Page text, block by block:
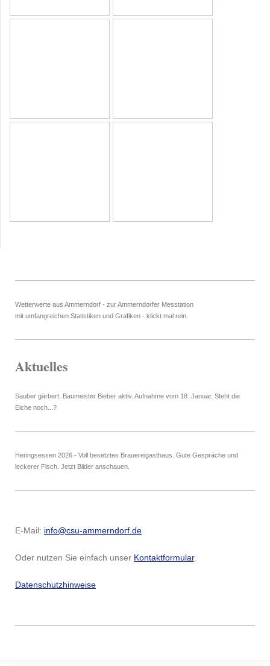
Wetterwerte aus Ammerndorf - zur Ammerndorfer Messtation
mit umfangreichen Statistiken und Grafiken - klickt mal rein.
Aktuelles
Sauber gärbert. Baumeister Bieber aktiv. Aufnahme vom 18. Januar. Steht die
Eiche noch...?
Heringsessen 2026 - Voll besetztes Brauereigasthaus. Gute Gespräche und
leckerer Fisch. Jetzt Bilder anschauen.
E-Mail: info@csu-ammerndorf.de
Oder nutzen Sie einfach unser Kontaktformular.
Datenschutzhinweise